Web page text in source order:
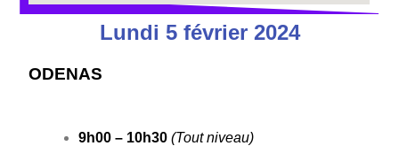
Lundi 5 février 2024
ODENAS
9h00 – 10h30(Tout niveau)